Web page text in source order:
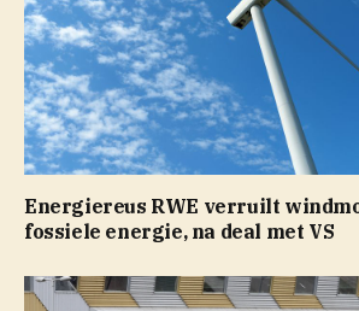
Energiereus RWE verruilt
fossiele energie, na deal met VS